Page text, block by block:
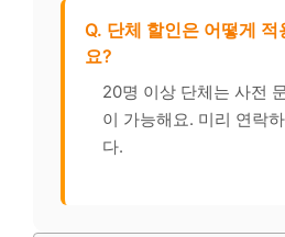
Q. 단체 할인은 어떻게
요?
20명 이상 단체는 사전
이 가능해요. 미리 연락
다.